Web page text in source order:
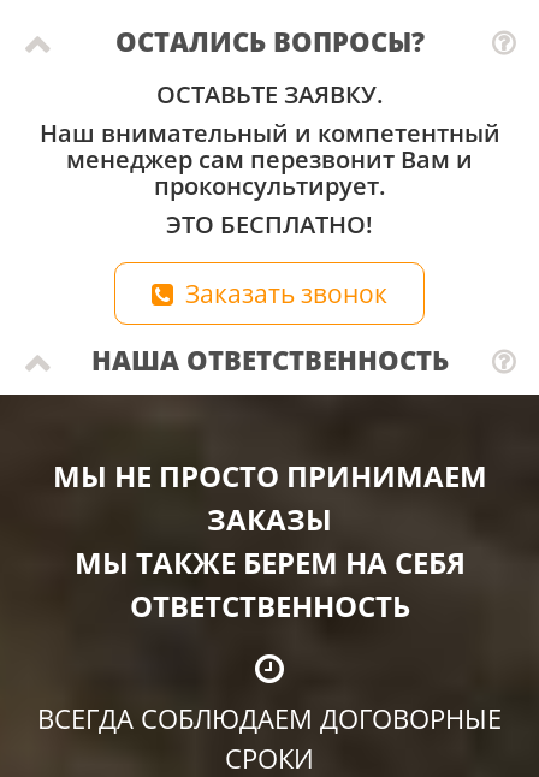
ОСТАЛИСЬ ВОПРОСЫ?
ОСТАВЬТЕ ЗАЯВКУ.
Наш внимательный и компетентный
менеджер сам перезвонит Вам и
проконсультирует.
ЭТО БЕСПЛАТНО!
Заказать звонок
НАША ОТВЕТСТВЕННОСТЬ
МЫ НЕ ПРОСТО ПРИНИМАЕМ
ЗАКАЗЫ
МЫ ТАКЖЕ БЕРЕМ НА СЕБЯ
ОТВЕТСТВЕННОСТЬ
ВСЕГДА СОБЛЮДАЕМ ДОГОВОРНЫЕ
СРОКИ